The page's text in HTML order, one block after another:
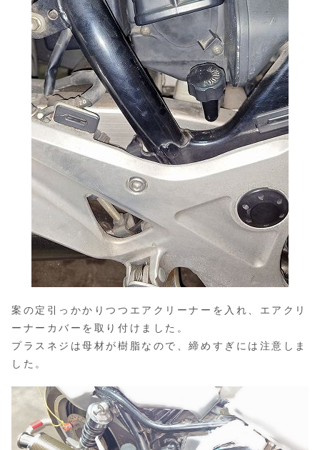
案の定引っかかりつつエアクリーナーを入れ、エアクリ
ーナーカバーを取り付けました。
プラスネジは母材が樹脂なので、締めすぎには注意しま
した。